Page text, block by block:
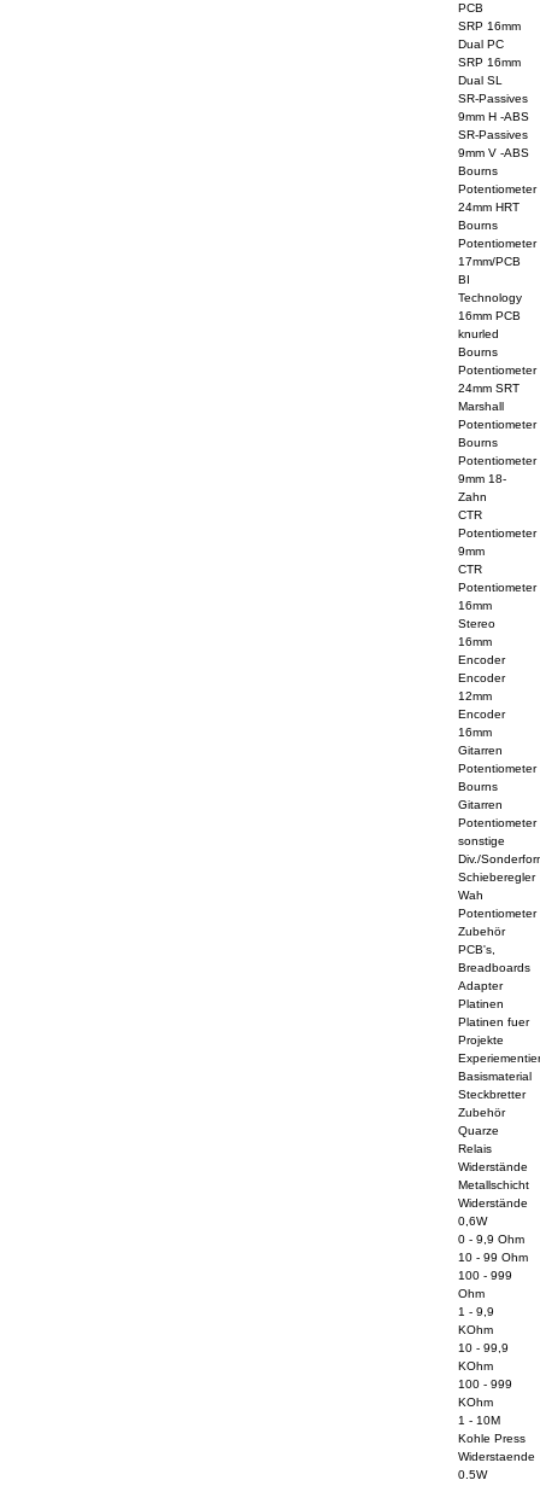
PCB
SRP 16mm
Dual PC
SRP 16mm
Dual SL
SR-Passives
9mm H -ABS
SR-Passives
9mm V -ABS
Bourns
Potentiometer
24mm HRT
Bourns
Potentiometer
17mm/PCB
BI
Technology
16mm PCB
knurled
Bourns
Potentiometer
24mm SRT
Marshall
Potentiometer
Bourns
Potentiometer
9mm 18-
Zahn
CTR
Potentiometer
9mm
CTR
Potentiometer
16mm
Stereo
16mm
Encoder
Encoder
12mm
Encoder
16mm
Gitarren
Potentiometer
Bourns
Gitarren
Potentiometer
sonstige
Div./
Schieberegler
Wah
Potentiometer
Zubehör
PCB's,
Breadboards
Adapter
Platinen
Platinen fuer
Projekte
Basismaterial
Steckbretter
Zubehör
Quarze
Relais
Widerstände
Metallschicht
Widerstände
0,6W
0 - 9,9 Ohm
10 - 99 Ohm
100 - 999
Ohm
1 - 9,9
KOhm
10 - 99,9
KOhm
100 - 999
KOhm
1 - 10M
Kohle Press
Widerstaende
0.5W